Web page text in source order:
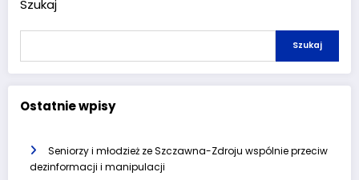
Szukaj
Szukaj
Ostatnie wpisy
Seniorzy i młodzież ze Szczawna-Zdroju wspólnie przeciw
dezinformacji i manipulacji